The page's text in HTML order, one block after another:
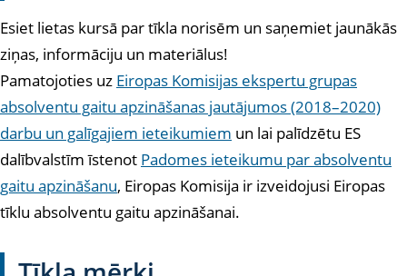
Esiet lietas kursā par tīkla norisēm un saņemiet jaunākās
ziņas, informāciju un materiālus!
Pamatojoties uz Eiropas Komisijas ekspertu grupas
absolventu gaitu apzināšanas jautājumos (2018–2020)
darbu un galīgajiem ieteikumiem un lai palīdzētu ES
dalībvalstīm īstenot Padomes ieteikumu par absolventu
gaitu apzināšanu, Eiropas Komisija ir izveidojusi Eiropas
tīklu absolventu gaitu apzināšanai.